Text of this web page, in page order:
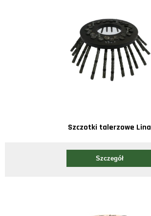
Szczotki talerzowe Lina
Szczegół